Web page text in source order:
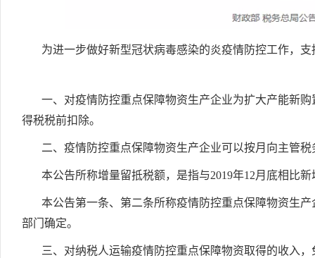
为进一步做好新型冠状病毒感染的炎疫情防控工作，
一、对疫情防控重点保障物资生产企业为扩大产能新
得税税前扣除。
二、疫情防控重点保障物资生产企业可以按月向主管
本公告所称增量留抵税额，是指与2019年12月底相比
本公告第一条、第二条所称疫情防控重点保障物资生
部门确定。
三、对纳税人运输疫情防控重点保障物资取得的收入